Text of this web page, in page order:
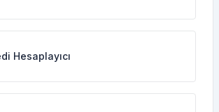
Hesaplayıcı